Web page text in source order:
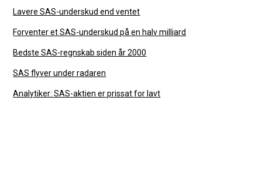
Lavere SAS-underskud end ventet
Forventer et SAS-underskud på en halv milliard
Bedste SAS-regnskab siden år 2000
SAS flyver under radaren
Analytiker: SAS-aktien er prissat for lavt